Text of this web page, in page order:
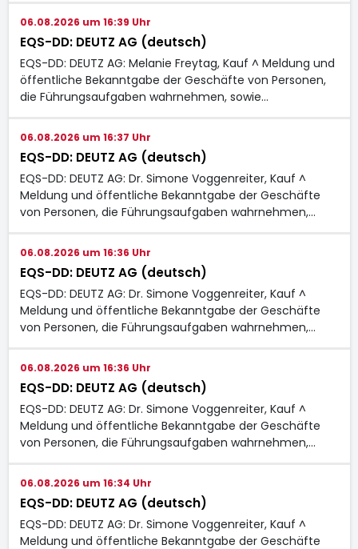
06.08.2026 um 16:39 Uhr
EQS-DD: DEUTZ AG (deutsch)
EQS-DD: DEUTZ AG: Melanie Freytag, Kauf ^ Meldung und
öffentliche Bekanntgabe der Geschäfte von Personen,
die Führungsaufgaben wahrnehmen, sowie…
06.08.2026 um 16:37 Uhr
EQS-DD: DEUTZ AG (deutsch)
EQS-DD: DEUTZ AG: Dr. Simone Voggenreiter, Kauf ^
Meldung und öffentliche Bekanntgabe der Geschäfte
von Personen, die Führungsaufgaben wahrnehmen,…
06.08.2026 um 16:36 Uhr
EQS-DD: DEUTZ AG (deutsch)
EQS-DD: DEUTZ AG: Dr. Simone Voggenreiter, Kauf ^
Meldung und öffentliche Bekanntgabe der Geschäfte
von Personen, die Führungsaufgaben wahrnehmen,…
06.08.2026 um 16:36 Uhr
EQS-DD: DEUTZ AG (deutsch)
EQS-DD: DEUTZ AG: Dr. Simone Voggenreiter, Kauf ^
Meldung und öffentliche Bekanntgabe der Geschäfte
von Personen, die Führungsaufgaben wahrnehmen,…
06.08.2026 um 16:34 Uhr
EQS-DD: DEUTZ AG (deutsch)
EQS-DD: DEUTZ AG: Dr. Simone Voggenreiter, Kauf ^
Meldung und öffentliche Bekanntgabe der Geschäfte